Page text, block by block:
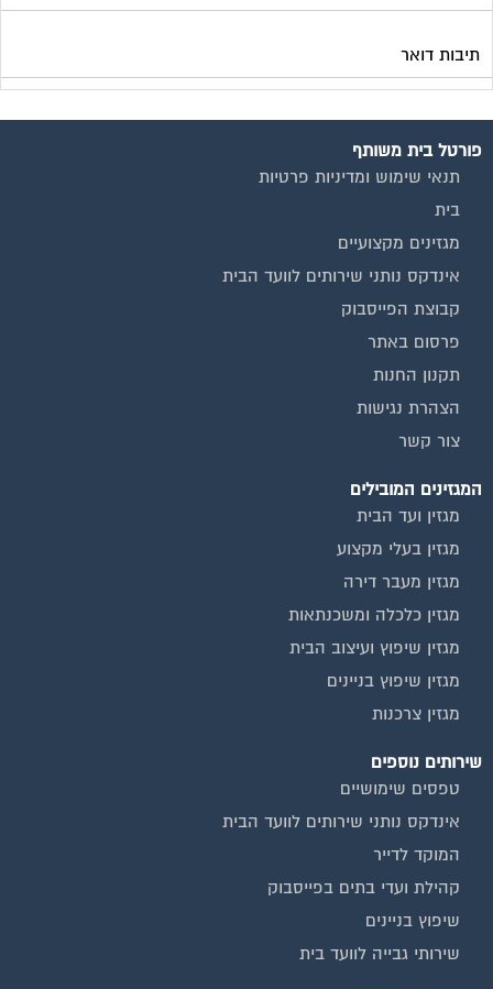
תיבות דואר
פורטל בית משותף
תנאי שימוש ומדיניות פרטיות
בית
מגזינים מקצועיים
אינדקס נותני שירותים לוועד הבית
קבוצת הפייסבוק
פרסום באתר
תקנון החנות
הצהרת נגישות
צור קשר
המגזינים המובילים
מגזין ועד הבית
מגזין בעלי מקצוע
מגזין מעבר דירה
מגזין כלכלה ומשכנתאות
מגזין שיפוץ ועיצוב הבית
מגזין שיפוץ בניינים
מגזין צרכנות
שירותים נוספים
טפסים שימושיים
אינדקס נותני שירותים לוועד הבית
המוקד לדייר
קהילת ועדי בתים בפייסבוק
שיפוץ בניינים
שירותי גבייה לוועד בית